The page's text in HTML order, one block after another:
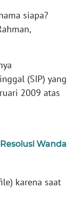
siapa?
(SIP) yang
2009 atas
Wanda
karena saat